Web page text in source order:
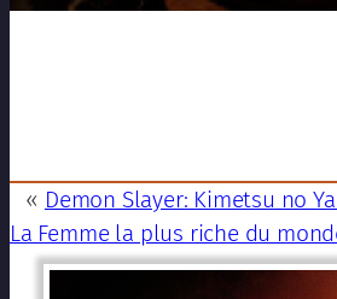
« Demon Slayer: Kimetsu no
La Femme la plus riche du